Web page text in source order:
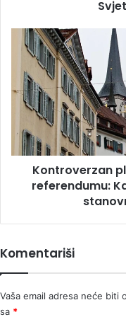
Kontroverzan
plan
kojem
će
referendumu:
stanovništva
Švicarskoj
Kontroverzan
referendumu:
Komentariši
Vaša email adresa neće biti
sa *